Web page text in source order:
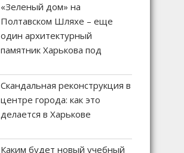
«Зеленый дом» на
Полтавском Шляхе – еще
один архитектурный
памятник Харькова под
Скандальная реконструкция в
центре города: как это
делается в Харькове
Каким будет новый учебный